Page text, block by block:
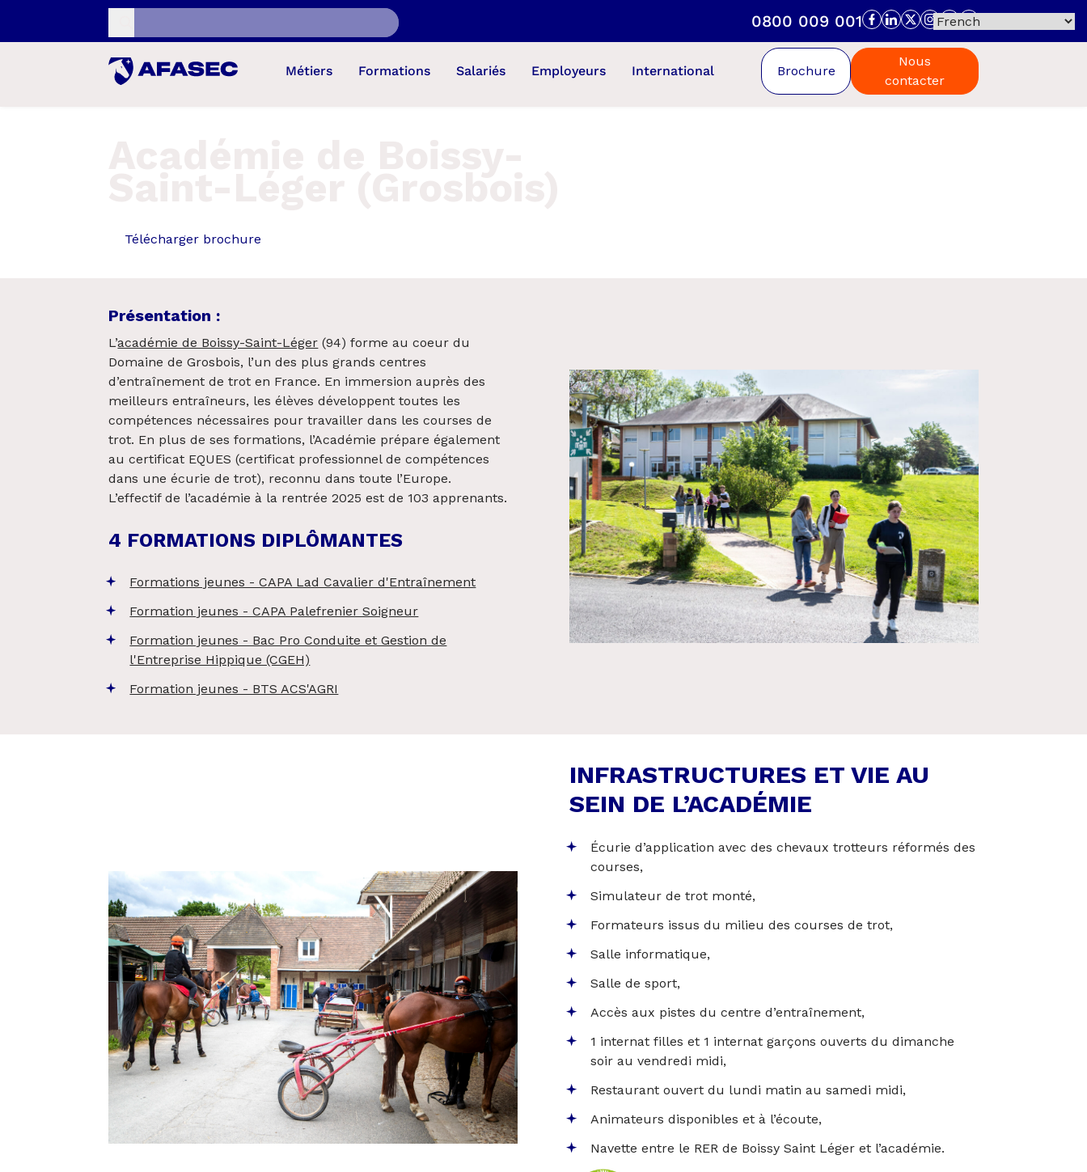
0800 009 001
Métiers Formations Salariés Employeurs International Brochure
Nous
contacter
Télécharger brochure
Présentation :
L’académie de Boissy-Saint-Léger (94) forme au coeur du
Domaine de Grosbois, l’un des plus grands centres
d’entraînement de trot en France. En immersion auprès des
meilleurs entraîneurs, les élèves développent toutes les
compétences nécessaires pour travailler dans les courses de
trot. En plus de ses formations, l’Académie prépare également
au certificat EQUES (certificat professionnel de compétences
dans une écurie de trot), reconnu dans toute l’Europe.
L’effectif de l’académie à la rentrée 2025 est de 103 apprenants.
4 FORMATIONS DIPLÔMANTES
Formations jeunes - CAPA Lad Cavalier d'Entraînement
Formation jeunes - CAPA Palefrenier Soigneur
Formation jeunes - Bac Pro Conduite et Gestion de
l'Entreprise Hippique (CGEH)
Formation jeunes - BTS ACS'AGRI
INFRASTRUCTURES ET VIE AU
SEIN DE L’ACADÉMIE
Écurie d’application avec des chevaux trotteurs réformés des
courses,
Simulateur de trot monté,
Formateurs issus du milieu des courses de trot,
Salle informatique,
Salle de sport,
Accès aux pistes du centre d’entraînement,
1 internat filles et 1 internat garçons ouverts du dimanche
soir au vendredi midi,
Restaurant ouvert du lundi matin au samedi midi,
Animateurs disponibles et à l’écoute,
Navette entre le RER de Boissy Saint Léger et l’académie.